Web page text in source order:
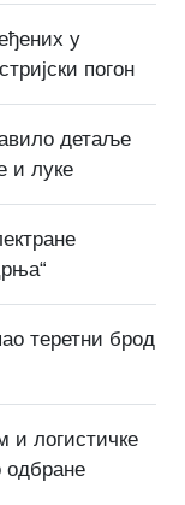
у
погон
детаље
и луке
теретни брод
и логистичке
одбране